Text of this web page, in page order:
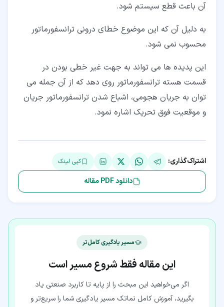
آن باعث قطع سیستم شود.
به دلیل آن که این موضوع خطای درونی ترانسفورماتور
محسوب نمی شود.
این پدیده ها می تواند به جهت غیر خطی بودن در
قسمت هسته ترانسفورماتور روی دهد که از آن جمله می
توان به جریان هجومی، اشباع شدن ترانسفورماتور جریان
و موقعیت فوق تحریک اشاره نمود.
اشتراک‌گذاری: کپی لینک
دانلود PDF مقاله
مسیر یادگیری کامل‌تر
این مقاله فقط شروع مسیر است
اگر می‌خواهید این مبحث را از پایه تا کاربرد صنعتی یاد
بگیرید، آموزش کامل نماتک مسیر یادگیری شما را سریع‌تر و